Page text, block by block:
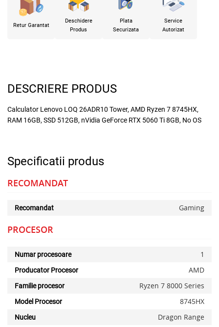
Retur Garantat
Deschidere
Produs
Plata
Securizata
Service
Autorizat
DESCRIERE PRODUS
Calculator Lenovo LOQ 26ADR10 Tower, AMD Ryzen 7 8745HX,
RAM 16GB, SSD 512GB, nVidia GeForce RTX 5060 Ti 8GB, No OS
Specificatii produs
RECOMANDAT
Recomandat Gaming
PROCESOR
Numar procesoare 1
Producator Procesor AMD
Familie procesor Ryzen 7 8000 Series
Model Procesor 8745HX
Nucleu Dragon Range